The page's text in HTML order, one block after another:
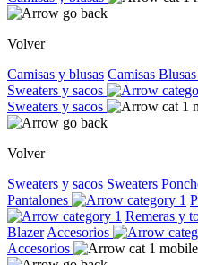
Volver
Camisas y blusas Camisas Blusas
Sweaters y sacos
Sweaters y sacos
Volver
Sweaters y sacos Sweaters
Pantalones
Remeras y
Blazer Accesorios
Accesorios